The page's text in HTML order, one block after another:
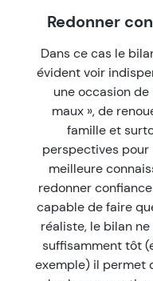
Redonner
Dans ce cas le
évident voir
une occasion
maux », de
famille et
perspectives pour
meilleure
redonner
capable de faire
réaliste, le bilan
suffisamment tôt
exemple) il permet